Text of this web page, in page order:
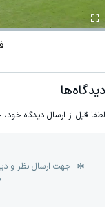
دیدگاه‌ها
لطفا قبل از ارسال دیدگاه خود،
جهت ارسال نظر و